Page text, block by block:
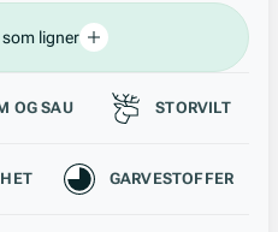
ligner
OG SAU STORVILT
GARVESTOFFER